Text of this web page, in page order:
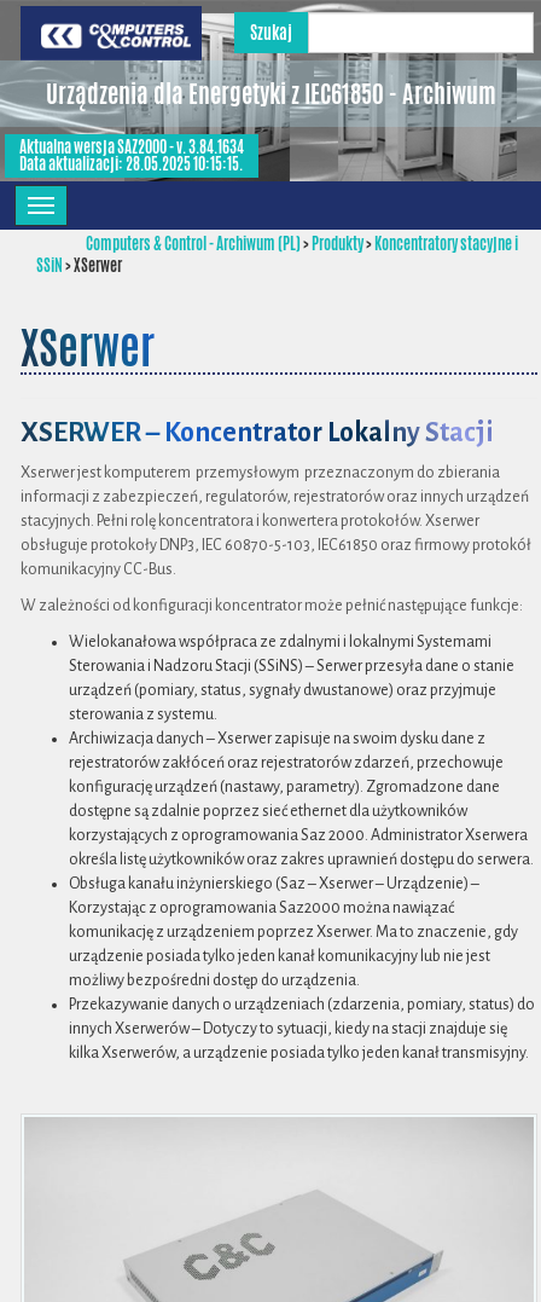
Szukaj
Urządzenia dla Energetyki z IEC61850 - Archiwum
Aktualna wersja SAZ2000 - v. 3.84.1634
Data aktualizacji: 28.05.2025 10:15:15.
Computers & Control - Archiwum (PL)>Produkty>Koncentratory stacyjne i
SSiN>XSerwer
XSerwer
XSERWER – Koncentrator Lokalny Stacji
Xserwer jest komputerem przemysłowym przeznaczonym do zbierania
informacji z zabezpieczeń, regulatorów, rejestratorów oraz innych urządzeń
stacyjnych. Pełni rolę koncentratora i konwertera protokołów. Xserwer
obsługuje protokoły DNP3, IEC 60870-5-103, IEC61850 oraz firmowy protokół
komunikacyjny CC-Bus.
W zależności od konfiguracji koncentrator może pełnić następujące funkcje:
Wielokanałowa współpraca ze zdalnymi i lokalnymi Systemami
Sterowania i Nadzoru Stacji (SSiNS) – Serwer przesyła dane o stanie
urządzeń (pomiary, status, sygnały dwustanowe) oraz przyjmuje
sterowania z systemu.
Archiwizacja danych – Xserwer zapisuje na swoim dysku dane z
rejestratorów zakłóceń oraz rejestratorów zdarzeń, przechowuje
konfigurację urządzeń (nastawy, parametry). Zgromadzone dane
dostępne są zdalnie poprzez sieć ethernet dla użytkowników
korzystających z oprogramowania Saz 2000. Administrator Xserwera
określa listę użytkowników oraz zakres uprawnień dostępu do serwera.
Obsługa kanału inżynierskiego (Saz – Xserwer – Urządzenie) –
Korzystając z oprogramowania Saz2000 można nawiązać
komunikację z urządzeniem poprzez Xserwer. Ma to znaczenie, gdy
urządzenie posiada tylko jeden kanał komunikacyjny lub nie jest
możliwy bezpośredni dostęp do urządzenia.
Przekazywanie danych o urządzeniach (zdarzenia, pomiary, status) do
innych Xserwerów – Dotyczy to sytuacji, kiedy na stacji znajduje się
kilka Xserwerów, a urządzenie posiada tylko jeden kanał transmisyjny.